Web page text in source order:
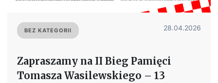
BEZ KATEGORII 28.04.2026
Zapraszamy na II Bieg Pamięci
Tomasza Wasilewskiego – 13